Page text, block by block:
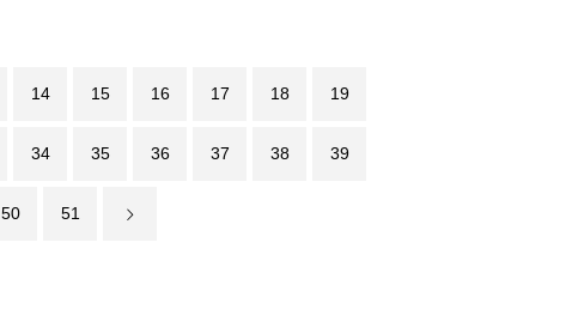
14 15 16 17 18 19
34 35 36 37 38 39
50 51